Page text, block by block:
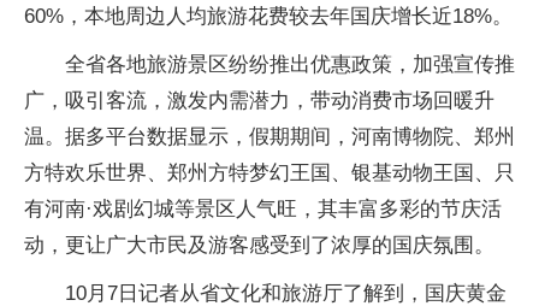
60%，本地周边人均旅游花费较去年国庆增长近18%。
全省各地旅游景区纷纷推出优惠政策，加强宣传推
广，吸引客流，激发内需潜力，带动消费市场回暖升
温。据多平台数据显示，假期期间，河南博物院、郑州
方特欢乐世界、郑州方特梦幻王国、银基动物王国、只
有河南·戏剧幻城等景区人气旺，其丰富多彩的节庆活
动，更让广大市民及游客感受到了浓厚的国庆氛围。
10月7日记者从省文化和旅游厅了解到，国庆黄金